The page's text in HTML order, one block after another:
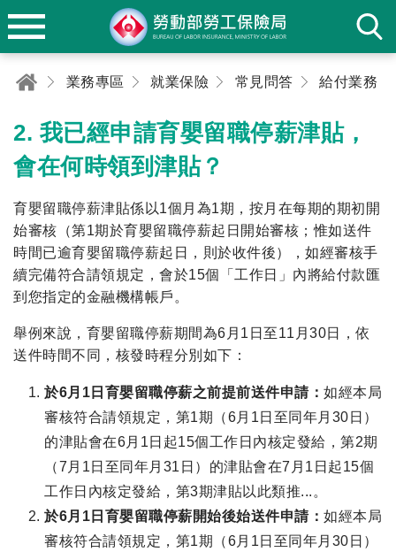
業務專區 就業保險 常見問答 給付業務
2. 我已經申請育嬰留職停薪津貼，
會在何時領到津貼？
育嬰留職停薪津貼係以1個月為1期，按月在每期的期初開
始審核（第1期於育嬰留職停薪起日開始審核；惟如送件
時間已逾育嬰留職停薪起日，則於收件後），如經審核手
續完備符合請領規定，會於15個「工作日」內將給付款匯
到您指定的金融機構帳戶。
舉例來說，育嬰留職停薪期間為6月1日至11月30日，依
送件時間不同，核發時程分別如下：
於6月1日育嬰留職停薪之前提前送件申請： 如經本局
審核符合請領規定，第1期（6月1日至同年月30日）
的津貼會在6月1日起15個工作日內核定發給，第2期
（7月1日至同年月31日）的津貼會在7月1日起15個
工作日內核定發給，第3期津貼以此類推...。
於6月1日育嬰留職停薪開始後始送件申請： 如經本局
審核符合請領規定，第1期（6月1日至同年月30日）